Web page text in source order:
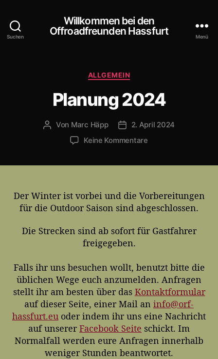
Suchen
Willkommen bei den
Offroadfreunden Hassfurt
Menü
K
t
e
r
ALLGEMEIN
Planung 2024
B
r
s
a
t
Von Marc Häpp
V
f
n
t
i
c
u
g
s
d
a
t
u
m
2. April 2024
Keine Kommentarez
n
n
2
4
Der Winter ist vorbei und die Vorbereitungen
für die Outdoor Saison sind abgeschlossen.
Die Strecken sind ab sofort für Gastfahrer
freigegeben.
Falls ihr uns besuchen wollt, benutzt bitte die
üblichen Wege euch anzumelden. Anfragen
stellt ihr am besten über das Kontaktformular
auf dieser Seite, einer Mail an info@orf-
hassfurt.eu oder indem ihr uns eine Nachricht
auf unserer Facebook Seite schickt. Im
Normalfall werden eure Anfragen innerhalb
weniger Stunden beantwortet.